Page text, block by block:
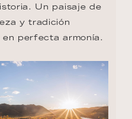
Un paisaje de
y tradición
perfecta armonía.